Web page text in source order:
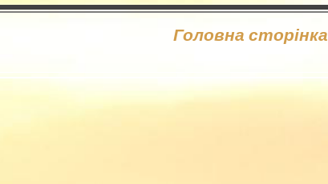
Головна сторінка